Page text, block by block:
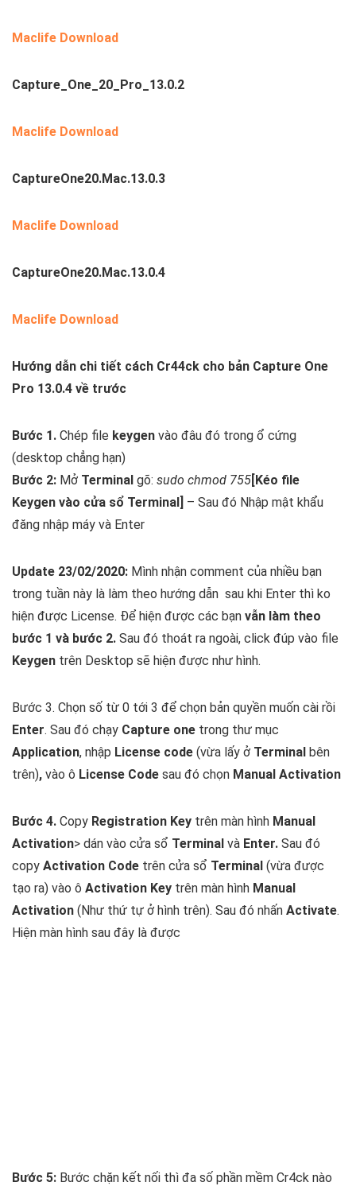
Maclife Download
Capture_One_20_Pro_13.0.2
Maclife Download
CaptureOne20.Mac.13.0.3
Maclife Download
CaptureOne20.Mac.13.0.4
Maclife Download
Hướng dẫn chi tiết cách Cr44ck cho bản Capture One
Pro 13.0.4 về trước
Bước 1. Chép file keygen vào đâu đó trong ổ cứng
(desktop chẳng hạn)
Bước 2: Mở Terminal gõ: sudo chmod 755[Kéo file
Keygen vào cửa sổ Terminal] – Sau đó Nhập mật khẩu
đăng nhập máy và Enter
Update 23/02/2020: Mình nhận comment của nhiều bạn
trong tuần này là làm theo hướng dẫn sau khi Enter thì ko
hiện được License. Để hiện được các bạn vẫn làm theo
bước 1 và bước 2. Sau đó thoát ra ngoài, click đúp vào file
Keygen trên Desktop sẽ hiện được như hình.
Bước 3. Chọn số từ 0 tới 3 để chọn bản quyền muốn cài rồi
Enter. Sau đó chạy Capture one trong thư mục
Application, nhập License code (vừa lấy ở Terminal bên
trên), vào ô License Code sau đó chọn Manual Activation
Bước 4. Copy Registration Key trên màn hình Manual
Activation> dán vào cửa sổ Terminal và Enter. Sau đó
copy Activation Code trên cửa sổ Terminal (vừa được
tạo ra) vào ô Activation Key trên màn hình Manual
Activation (Như thứ tự ở hình trên). Sau đó nhấn Activate.
Hiện màn hình sau đây là được